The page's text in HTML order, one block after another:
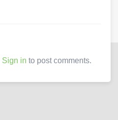
Sign in to post comments.